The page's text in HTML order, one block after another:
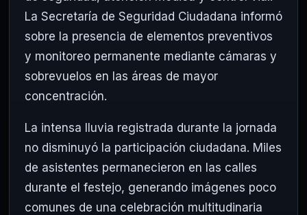
La Secretaría de Seguridad Ciudadana informó
sobre la presencia de elementos preventivos
y monitoreo permanente mediante cámaras y
sobrevuelos en las áreas de mayor
concentración.
La intensa lluvia registrada durante la jornada
no disminuyó la participación ciudadana. Miles
de asistentes permanecieron en las calles
durante el festejo, generando imágenes poco
comunes de una celebración multitudinaria